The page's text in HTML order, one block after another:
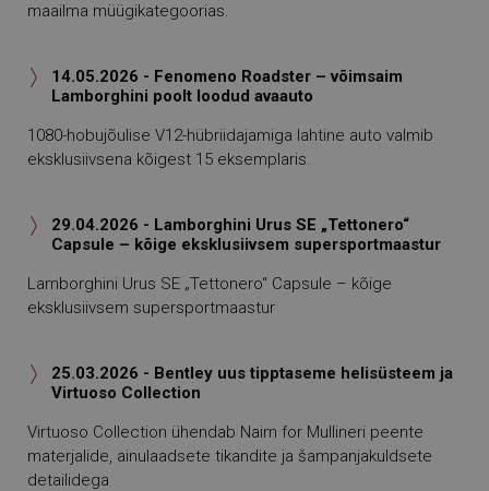
maailma müügikategoorias.

14.05.2026 - Fenomeno Roadster – võimsaim
Lamborghini poolt loodud avaauto
1080-hobujõulise V12-hübriidajamiga lahtine auto valmib
eksklusiivsena kõigest 15 eksemplaris.

29.04.2026 - Lamborghini Urus SE „Tettonero“
Capsule – kõige eksklusiivsem supersportmaastur
Lamborghini Urus SE „Tettonero“ Capsule – kõige
eksklusiivsem supersportmaastur

25.03.2026 - Bentley uus tipptaseme helisüsteem ja
Virtuoso Collection
Virtuoso Collection ühendab Naim for Mullineri peente
materjalide, ainulaadsete tikandite ja šampanjakuldsete
detailidega